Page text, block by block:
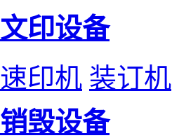
文印设备
速印机 装订机
销毁设备